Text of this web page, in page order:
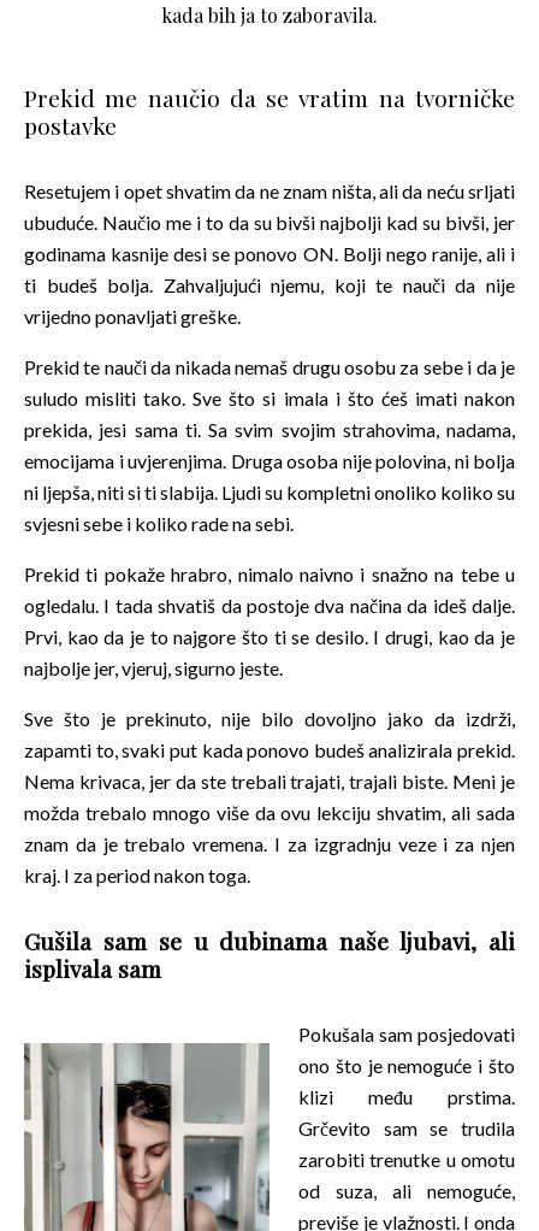
kada bih ja to zaboravila.
Prekid me naučio da se vratim na tvorničke
postavke
Resetujem i opet shvatim da ne znam ništa, ali da neću srljati
ubuduće. Naučio me i to da su bivši najbolji kad su bivši, jer
godinama kasnije desi se ponovo ON. Bolji nego ranije, ali i
ti budeš bolja. Zahvaljujući njemu, koji te nauči da nije
vrijedno ponavljati greške.
Prekid te nauči da nikada nemaš drugu osobu za sebe i da je
suludo misliti tako. Sve što si imala i što ćeš imati nakon
prekida, jesi sama ti. Sa svim svojim strahovima, nadama,
emocijama i uvjerenjima. Druga osoba nije polovina, ni bolja
ni ljepša, niti si ti slabija. Ljudi su kompletni onoliko koliko su
svjesni sebe i koliko rade na sebi.
Prekid ti pokaže hrabro, nimalo naivno i snažno na tebe u
ogledalu. I tada shvatiš da postoje dva načina da ideš dalje.
Prvi, kao da je to najgore što ti se desilo. I drugi, kao da je
najbolje jer, vjeruj, sigurno jeste.
Sve što je prekinuto, nije bilo dovoljno jako da izdrži,
zapamti to, svaki put kada ponovo budeš analizirala prekid.
Nema krivaca, jer da ste trebali trajati, trajali biste. Meni je
možda trebalo mnogo više da ovu lekciju shvatim, ali sada
znam da je trebalo vremena. I za izgradnju veze i za njen
kraj. I za period nakon toga.
Gušila sam se u dubinama naše ljubavi, ali
isplivala sam
Pokušala sam posjedovati
ono što je nemoguće i što
klizi među prstima.
Grčevito sam se trudila
zarobiti trenutke u omotu
od suza, ali nemoguće,
previše je vlažnosti. I onda